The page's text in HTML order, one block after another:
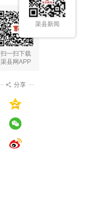
扫一扫下载
渠县网APP
分享
渠县新闻